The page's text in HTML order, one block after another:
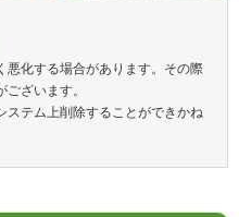
悪化する場合があります。その際
ざいます。
ステム上削除することができかね